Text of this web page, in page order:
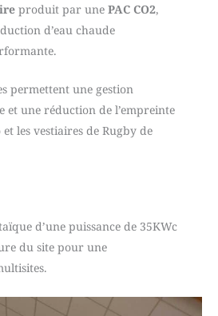
produit par une PAC CO2,
d’eau chaude
permettent une gestion
et une réduction de l’empreinte
les vestiaires de Rugby de
d’une puissance de 35KWc
du site pour une